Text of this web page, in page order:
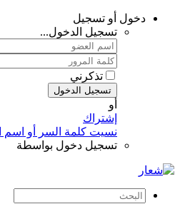
دخول أو تسجيل
تسجيل الدخول...
تذكرني
تسجيل الدخول
أو
إشتراك
نسيت كلمة السر أو اسم
تسجيل دخول بواسطة